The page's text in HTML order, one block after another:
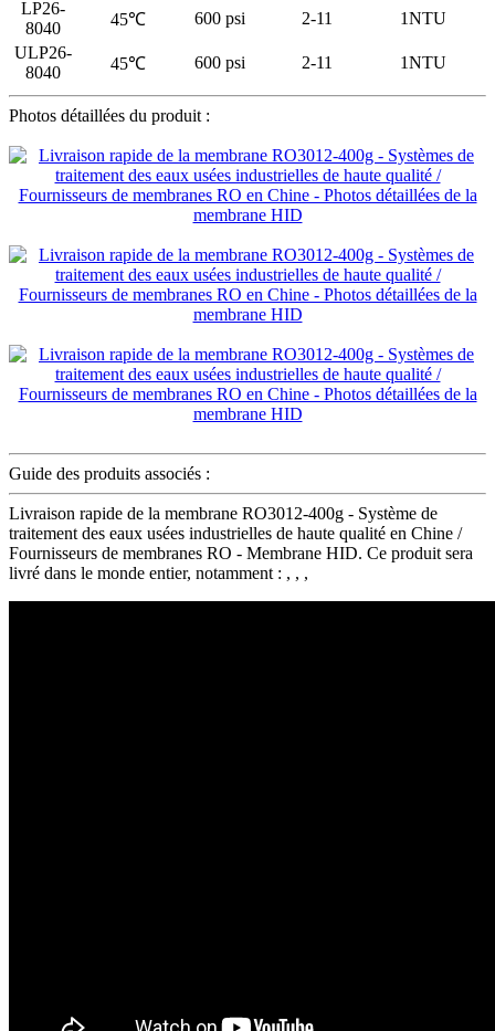
LP26-
8040
45℃ 600 psi 2-11
1NTU
ULP26-
8040
45℃ 600 psi 2-11 1NTU
Photos détaillées du produit :
Guide des produits associés :
Livraison rapide de la membrane RO3012-400g - Système de
traitement des eaux usées industrielles de haute qualité en Chine /
Fournisseurs de membranes RO - Membrane HID. Ce produit sera
livré dans le monde entier, notamment : , , ,